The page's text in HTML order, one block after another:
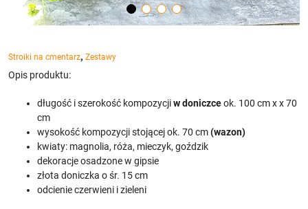
Stroiki na cmentarz, Zestawy
Opis produktu:
długość i szerokość kompozycjiw doniczceok. 100 cm x x 70
cm
wysokość kompozycji stojącej ok. 70 cm(wazon)
kwiaty: magnolia, róża, mieczyk, goździk
dekoracje osadzone w gipsie
złota doniczka o śr. 15 cm
odcienie czerwieni i zieleni